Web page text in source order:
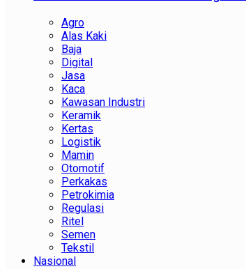
Agro
Alas Kaki
Baja
Digital
Jasa
Kaca
Kawasan Industri
Keramik
Kertas
Logistik
Mamin
Otomotif
Perkakas
Petrokimia
Regulasi
Ritel
Semen
Tekstil
Nasional